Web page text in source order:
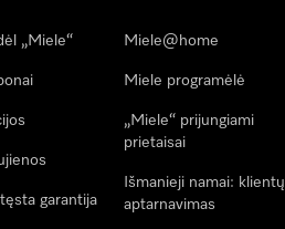
„Miele“
garantija
Miele@home
Miele programėlė
„Miele“ prijungiami
prietaisai
Išmanieji namai: klientų
aptarnavimas